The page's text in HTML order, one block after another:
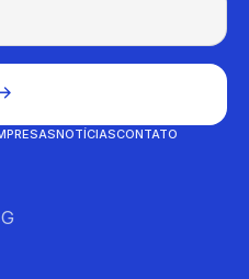
NOTÍCIASCONTATO